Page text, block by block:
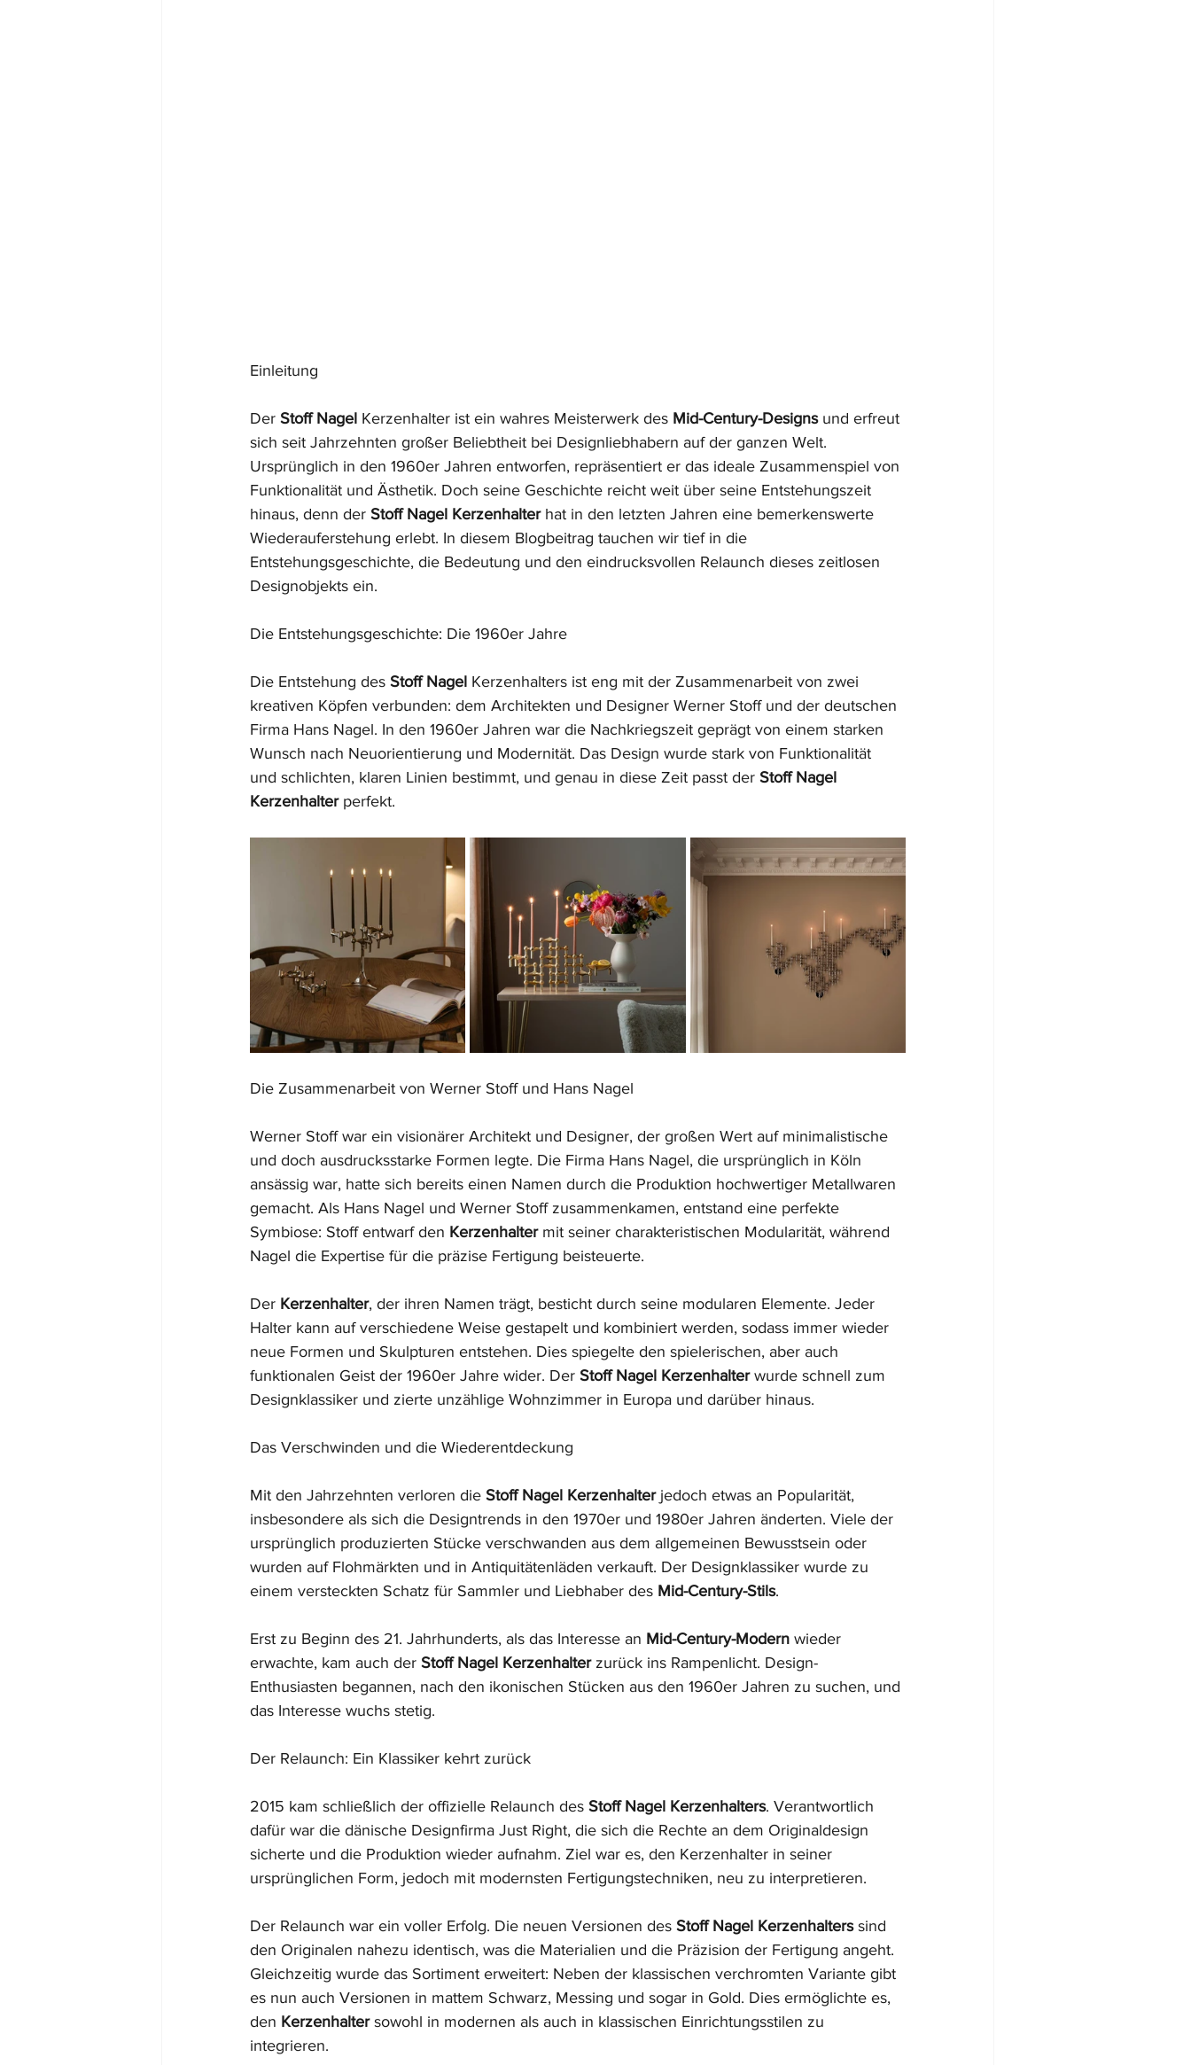
Einleitung
Der Stoff Nagel Kerzenhalter ist ein wahres Meisterwerk des Mid-Century-Designs und erfreut
sich seit Jahrzehnten großer Beliebtheit bei Designliebhabern auf der ganzen Welt.
Ursprünglich in den 1960er Jahren entworfen, repräsentiert er das ideale Zusammenspiel von
Funktionalität und Ästhetik. Doch seine Geschichte reicht weit über seine Entstehungszeit
hinaus, denn der Stoff Nagel Kerzenhalter hat in den letzten Jahren eine bemerkenswerte
Wiederauferstehung erlebt. In diesem Blogbeitrag tauchen wir tief in die
Entstehungsgeschichte, die Bedeutung und den eindrucksvollen Relaunch dieses zeitlosen
Designobjekts ein.
Die Entstehungsgeschichte: Die 1960er Jahre
Die Entstehung des Stoff Nagel Kerzenhalters ist eng mit der Zusammenarbeit von zwei
kreativen Köpfen verbunden: dem Architekten und Designer Werner Stoff und der deutschen
Firma Hans Nagel. In den 1960er Jahren war die Nachkriegszeit geprägt von einem starken
Wunsch nach Neuorientierung und Modernität. Das Design wurde stark von Funktionalität
und schlichten, klaren Linien bestimmt, und genau in diese Zeit passt der Stoff Nagel
Kerzenhalter perfekt.
Die Zusammenarbeit von Werner Stoff und Hans Nagel
Werner Stoff war ein visionärer Architekt und Designer, der großen Wert auf minimalistische
und doch ausdrucksstarke Formen legte. Die Firma Hans Nagel, die ursprünglich in Köln
ansässig war, hatte sich bereits einen Namen durch die Produktion hochwertiger Metallwaren
gemacht. Als Hans Nagel und Werner Stoff zusammenkamen, entstand eine perfekte
Symbiose: Stoff entwarf den Kerzenhalter mit seiner charakteristischen Modularität, während
Nagel die Expertise für die präzise Fertigung beisteuerte.
Der Kerzenhalter, der ihren Namen trägt, besticht durch seine modularen Elemente. Jeder
Halter kann auf verschiedene Weise gestapelt und kombiniert werden, sodass immer wieder
neue Formen und Skulpturen entstehen. Dies spiegelte den spielerischen, aber auch
funktionalen Geist der 1960er Jahre wider. Der Stoff Nagel Kerzenhalter wurde schnell zum
Designklassiker und zierte unzählige Wohnzimmer in Europa und darüber hinaus.
Das Verschwinden und die Wiederentdeckung
Mit den Jahrzehnten verloren die Stoff Nagel Kerzenhalter jedoch etwas an Popularität,
insbesondere als sich die Designtrends in den 1970er und 1980er Jahren änderten. Viele der
ursprünglich produzierten Stücke verschwanden aus dem allgemeinen Bewusstsein oder
wurden auf Flohmärkten und in Antiquitätenläden verkauft. Der Designklassiker wurde zu
einem versteckten Schatz für Sammler und Liebhaber des Mid-Century-Stils.
Erst zu Beginn des 21. Jahrhunderts, als das Interesse an Mid-Century-Modern wieder
erwachte, kam auch der Stoff Nagel Kerzenhalter zurück ins Rampenlicht. Design-
Enthusiasten begannen, nach den ikonischen Stücken aus den 1960er Jahren zu suchen, und
das Interesse wuchs stetig.
Der Relaunch: Ein Klassiker kehrt zurück
2015 kam schließlich der offizielle Relaunch des Stoff Nagel Kerzenhalters. Verantwortlich
dafür war die dänische Designfirma Just Right, die sich die Rechte an dem Originaldesign
sicherte und die Produktion wieder aufnahm. Ziel war es, den Kerzenhalter in seiner
ursprünglichen Form, jedoch mit modernsten Fertigungstechniken, neu zu interpretieren.
Der Relaunch war ein voller Erfolg. Die neuen Versionen des Stoff Nagel Kerzenhalters sind
den Originalen nahezu identisch, was die Materialien und die Präzision der Fertigung angeht.
Gleichzeitig wurde das Sortiment erweitert: Neben der klassischen verchromten Variante gibt
es nun auch Versionen in mattem Schwarz, Messing und sogar in Gold. Dies ermöglichte es,
den Kerzenhalter sowohl in modernen als auch in klassischen Einrichtungsstilen zu
integrieren.